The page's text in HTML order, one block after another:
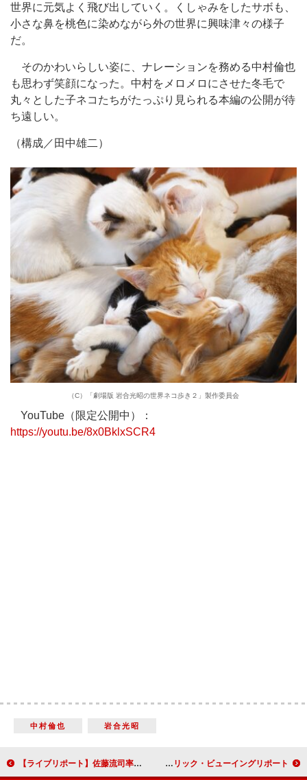
世界に元気よく飛び出していく。くしゃみをしたサボも、
小さな鼻を桃色に染めながら外の世界に興味津々の様子
だ。
そのかわいらしい姿に、ナレーションを務める中村倫也
も思わず笑顔になった。中村をメロメロにさせた冬毛で
丸々とした子ネコたちがたっぷり見られる本編の公開が待
ち遠しい。
（構成／田中雄二）
（C）「劇場版 岩合光昭の世界ネコ歩き２」製作委員会
YouTube（限定公開中）：
https://youtu.be/8x0BklxSCR4
中村倫也 岩合光昭
【ライブリポート】佐藤流司率いるThe Brow Beat、ワンマンツアーファイナルで見せた「進化」 小栗旬「頼朝さんはややこしいが、大泉洋もややこしい」大泉洋「北条家はうっとうしい家族」大河ドラマ「鎌倉殿の13人」初回放送パブリック・ビューイングリポート